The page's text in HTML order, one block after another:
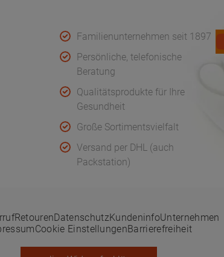
Familienunternehmen seit 1897
Persönliche, telefonische
Beratung
Qualitätsprodukte für Ihre
Gesundheit
Große Sortimentsvielfalt
Versand per DHL (auch
Packstation)
RetourenDatenschutzKundeninfoUnternehmen
Cookie EinstellungenBarrierefreiheit